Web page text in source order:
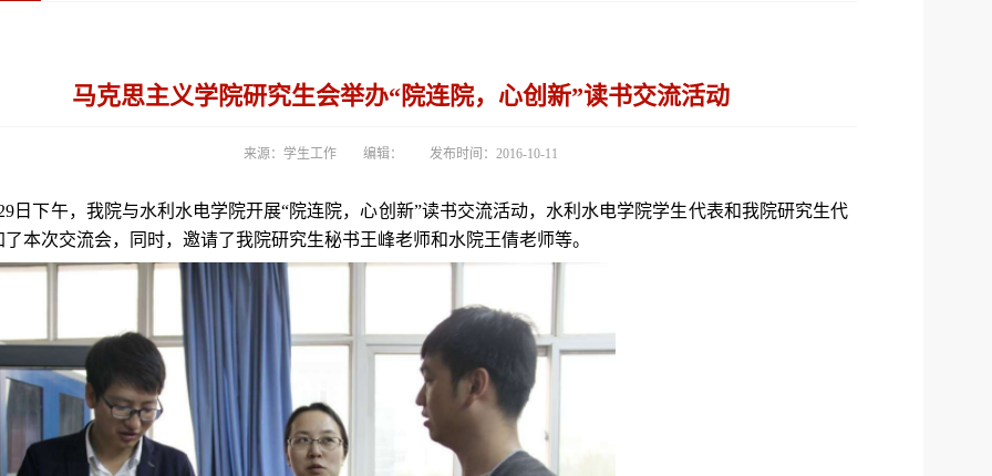
马克思主义学院研究生会举办“院连院，心创新”读书交流活动
来源：学生工作 编辑： 发布时间：2016-10-11
下午，我院与水利水电学院开展“院连院，心创新”读书交流活动，水利水电学院学生代表和我院研究生代
了本次交流会，同时，邀请了我院研究生秘书王峰老师和水院王倩老师等。